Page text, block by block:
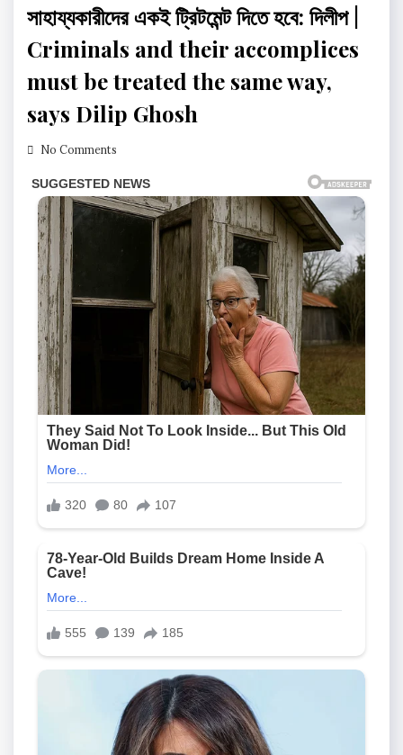
সাহায্যকারীদের একই ট্রিটমেন্ট দিতে হবে: দিলীপ |
Criminals and their accomplices
must be treated the same way,
says Dilip Ghosh
No Comments